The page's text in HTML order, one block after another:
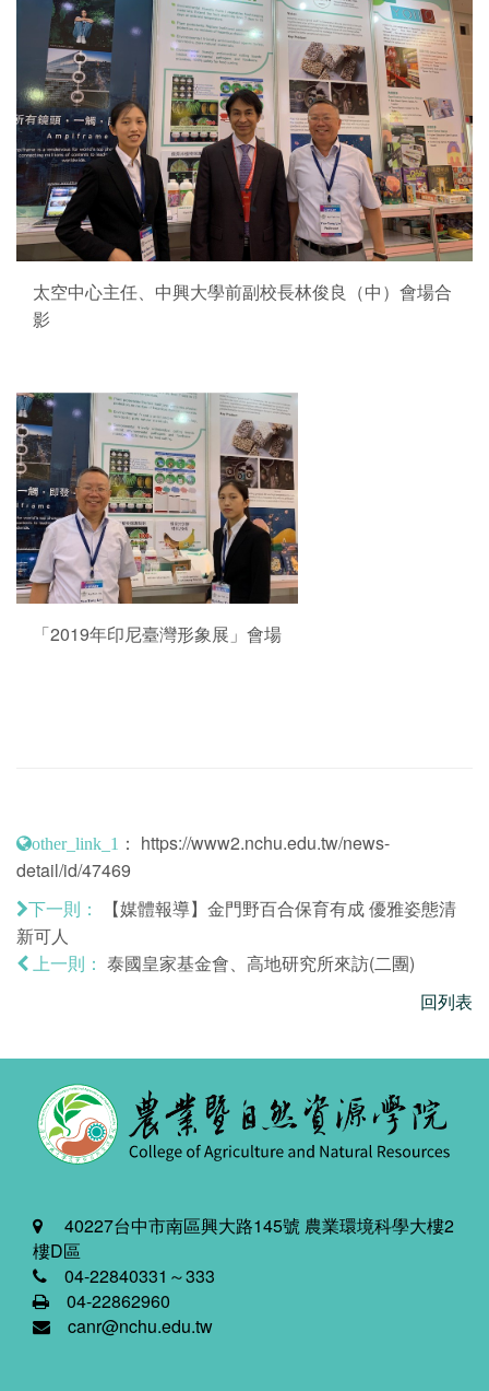
太空中心主任、中興大學前副校長林俊良（中）會場合
影
「2019年印尼臺灣形象展」會場
other_link_1 ： https://www2.nchu.edu.tw/news-
detail/id/47469
下一則：
【媒體報導】金門野百合保育有成 優雅姿態清
新可人
上一則：
泰國皇家基金會、高地研究所來訪(二團)
回列表
40227台中市南區興大路145號 農業環境科學大樓2
樓D區
04-22840331～333
04-22862960
canr@nchu.edu.tw